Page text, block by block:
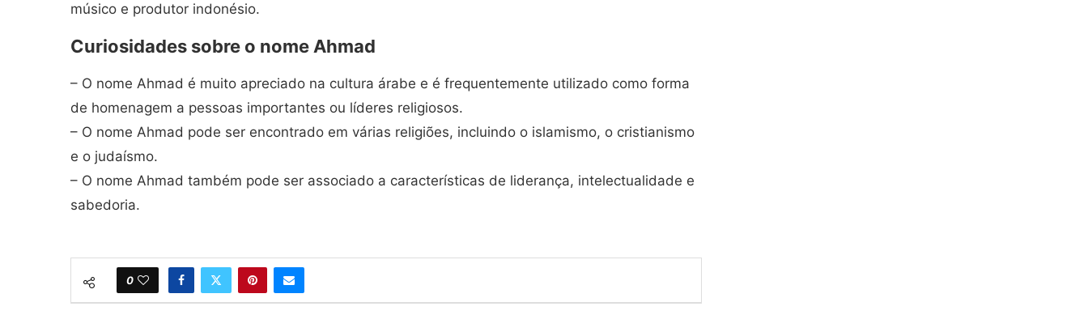
músico e produtor indonésio.
Curiosidades sobre o nome Ahmad
– O nome Ahmad é muito apreciado na cultura árabe e é frequentemente utilizado como forma
de homenagem a pessoas importantes ou líderes religiosos.
– O nome Ahmad pode ser encontrado em várias religiões, incluindo o islamismo, o cristianismo
e o judaísmo.
– O nome Ahmad também pode ser associado a características de liderança, intelectualidade e
sabedoria.
0